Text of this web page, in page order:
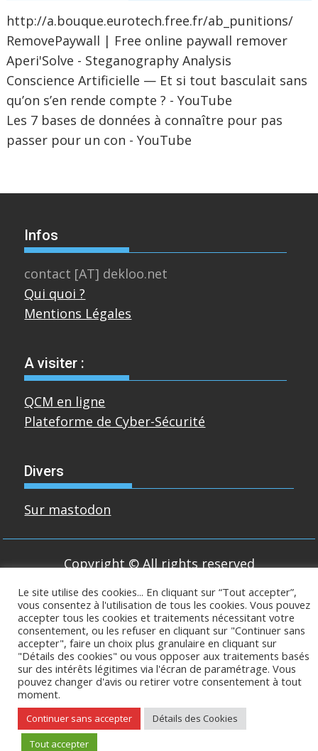
http://a.bouque.eurotech.free.fr/ab_punitions/
RemovePaywall | Free online paywall remover
Aperi'Solve - Steganography Analysis
Conscience Artificielle — Et si tout basculait sans
qu’on s’en rende compte ? - YouTube
Les 7 bases de données à connaître pour pas
passer pour un con - YouTube
Infos
contact [AT] dekloo.net
Qui quoi ?
Mentions Légales
A visiter :
QCM en ligne
Plateforme de Cyber-Sécurité
Divers
Sur mastodon
Copyright © All rights reserved
Proudly powered by WordPress |Theme:
SuperMag byAcme Themes
Le site utilise des cookies... En cliquant sur “Tout accepter”,
vous consentez à l'utilisation de tous les cookies. Vous pouvez
accepter tous les cookies et traitements nécessitant votre
consentement, ou les refuser en cliquant sur "Continuer sans
accepter", faire un choix plus granulaire en cliquant sur
"Détails des cookies" ou vous opposer aux traitements basés
sur des intérêts légitimes via l'écran de paramétrage. Vous
pouvez changer d'avis ou retirer votre consentement à tout
moment.
Continuer sans accepter
Détails des Cookies
Tout accepter